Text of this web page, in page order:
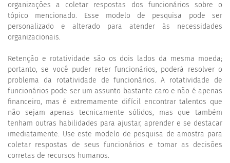
organizações a coletar respostas dos funcionários sobre o
tópico mencionado. Esse modelo de pesquisa pode ser
personalizado e alterado para atender às necessidades
organizacionais.
Retenção e rotatividade são os dois lados da mesma moeda;
portanto, se você puder reter funcionários, poderá resolver o
problema da rotatividade de funcionários. A rotatividade de
funcionários pode ser um assunto bastante caro e não é apenas
financeiro, mas é extremamente difícil encontrar talentos que
não sejam apenas tecnicamente sólidos, mas que também
tenham outras habilidades para ajustar, aprender e se destacar
imediatamente. Use este modelo de pesquisa de amostra para
coletar respostas de seus funcionários e tomar as decisões
corretas de recursos humanos.